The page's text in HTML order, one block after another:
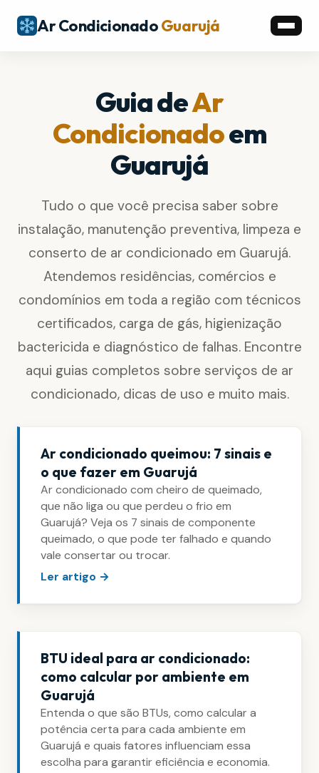
Ar CondicionadoGuarujá
Guia deAr
Condicionadoem
Guarujá
Tudo o que você precisa saber sobre
instalação, manutenção preventiva, limpeza e
conserto de ar condicionado em Guarujá.
Atendemos residências, comércios e
condomínios em toda a região com técnicos
certificados, carga de gás, higienização
bactericida e diagnóstico de falhas. Encontre
aqui guias completos sobre serviços de ar
condicionado, dicas de uso e muito mais.
Ar condicionado queimou: 7 sinais e
o que fazer em Guarujá
Ar condicionado com cheiro de queimado,
que não liga ou que perdeu o frio em
Guarujá? Veja os 7 sinais de componente
queimado, o que pode ter falhado e quando
vale consertar ou trocar.
Ler artigo →
BTU ideal para ar condicionado:
como calcular por ambiente em
Guarujá
Entenda o que são BTUs, como calcular a
potência certa para cada ambiente em
Guarujá e quais fatores influenciam essa
escolha para garantir eficiência e economia.